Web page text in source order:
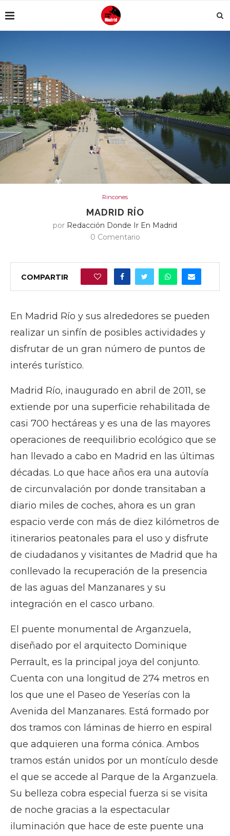
Rincones
MADRID RÍO
por Redacción Donde Ir En Madrid
0 Comentario
COMPARTIR
En Madrid Río y sus alrededores se pueden
realizar un sinfín de posibles actividades y
disfrutar de un gran número de puntos de
interés turístico.
Madrid Río, inaugurado en abril de 2011, se
extiende por una superficie rehabilitada de
casi 700 hectáreas y es una de las mayores
operaciones de reequilibrio ecológico que se
han llevado a cabo en Madrid en las últimas
décadas. Lo que hace años era una autovía
de circunvalación por donde transitaban a
diario miles de coches, ahora es un gran
espacio verde con más de diez kilómetros de
itinerarios peatonales para el uso y disfrute
de ciudadanos y visitantes de Madrid que ha
conllevado la recuperación de la presencia
de las aguas del Manzanares y su
integración en el casco urbano.
El puente monumental de Arganzuela,
diseñado por el arquitecto Dominique
Perrault, es la principal joya del conjunto.
Cuenta con una longitud de 274 metros en
los que une el Paseo de Yeserías con la
Avenida del Manzanares. Está formado por
dos tramos con láminas de hierro en espiral
que adquieren una forma cónica. Ambos
tramos están unidos por un montículo desde
el que se accede al Parque de la Arganzuela.
Su belleza cobra especial fuerza si se visita
de noche gracias a la espectacular
iluminación que hace de este puente una